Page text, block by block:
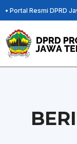
Skip
to
content
• Portal Resmi DPRD